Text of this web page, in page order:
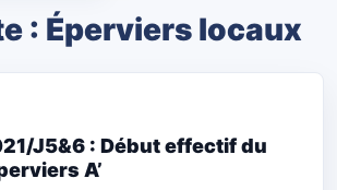
: Éperviers locaux
J5&6 : Début effectif du
A’